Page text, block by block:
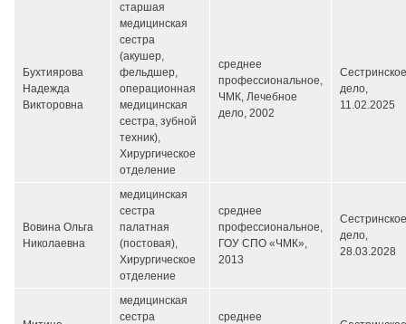
Бухтиярова
Надежда
Викторовна
старшая
медицинская
сестра
(акушер,
фельдшер,
операционная
медицинская
сестра, зубной
техник),
Хирургическое
отделение
среднее
профессиональное,
ЧМК, Лечебное
дело, 2002
Сестринское
дело,
11.02.2025
Вовина Ольга
Николаевна
медицинская
сестра
палатная
(постовая),
Хирургическое
отделение
среднее
профессиональное,
ГОУ СПО «ЧМК»,
2013
Сестринское
дело,
28.03.2028
медицинская
сестра
среднее